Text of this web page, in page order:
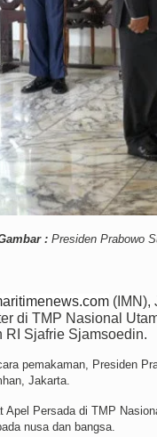
: Presiden Prabowo
(IMN),
di TMP Nasional
RI Sjafrie Sjamsoedin.
pemakaman, Presiden
Jakarta.
Apel Persada di TMP
nusa dan bangsa.